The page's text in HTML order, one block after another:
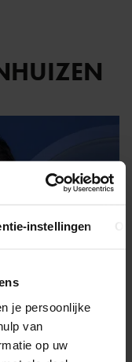
instellingen
je persoonlijke
van
op uw